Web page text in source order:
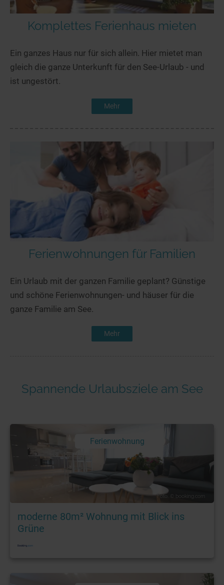
Komplettes Ferienhaus mieten
Ein ganzes Haus nur für sich allein. Hier mietet man
gleich die ganze Unterkunft für den See-Urlaub - und
ist ungestört.
Mehr
Ferienwohnungen für Familien
Ein Urlaub mit der ganzen Familie geplant? Günstige
und schöne Ferienwohnungen- und häuser für die
ganze Familie am See.
Mehr
Spannende Urlaubsziele am See
Ferienwohnung
Foto: © booking.com
moderne 80m² Wohnung mit Blick ins
Grüne